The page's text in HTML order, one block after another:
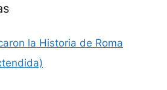
la Historia de Roma